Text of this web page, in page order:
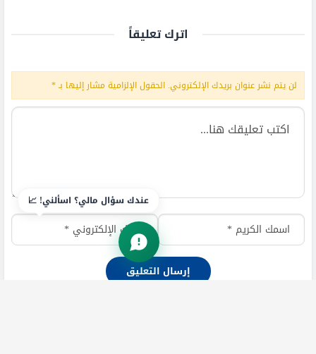
اترك تعليقاً
لن يتم نشر عنوان بريدك الإلكتروني. الحقول الإلزامية مشار إليها بـ*
عندك سؤال مالي؟ اسألني! 📈